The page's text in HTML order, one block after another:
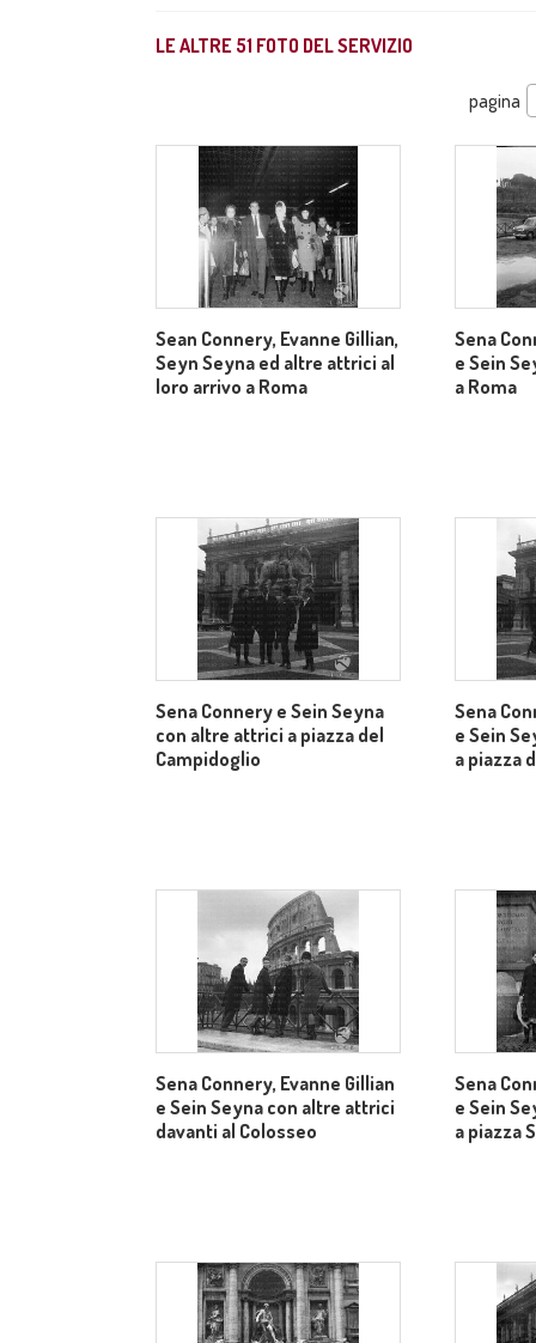
LE ALTRE 51 FOTO DEL SERVIZIO
pagina
Sean Connery, Evanne Gillian,
Seyn Seyna ed altre attrici al
loro arrivo a Roma
Sena
e Sein
a Roma
Sena Connery e Sein Seyna
con altre attrici a piazza del
Campidoglio
Sena
e Sein
a piazza
Sena Connery, Evanne Gillian
e Sein Seyna con altre attrici
davanti al Colosseo
Sena
e Sein
a piazza